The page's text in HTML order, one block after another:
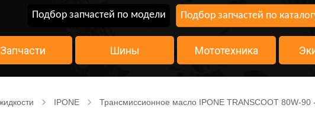
Подбор запчастей по модели Подбор запчастей по
Запчасти Шины Мототехника
IPONE Трансмиссионное масло IPONE TRANSCOOT 80W-90